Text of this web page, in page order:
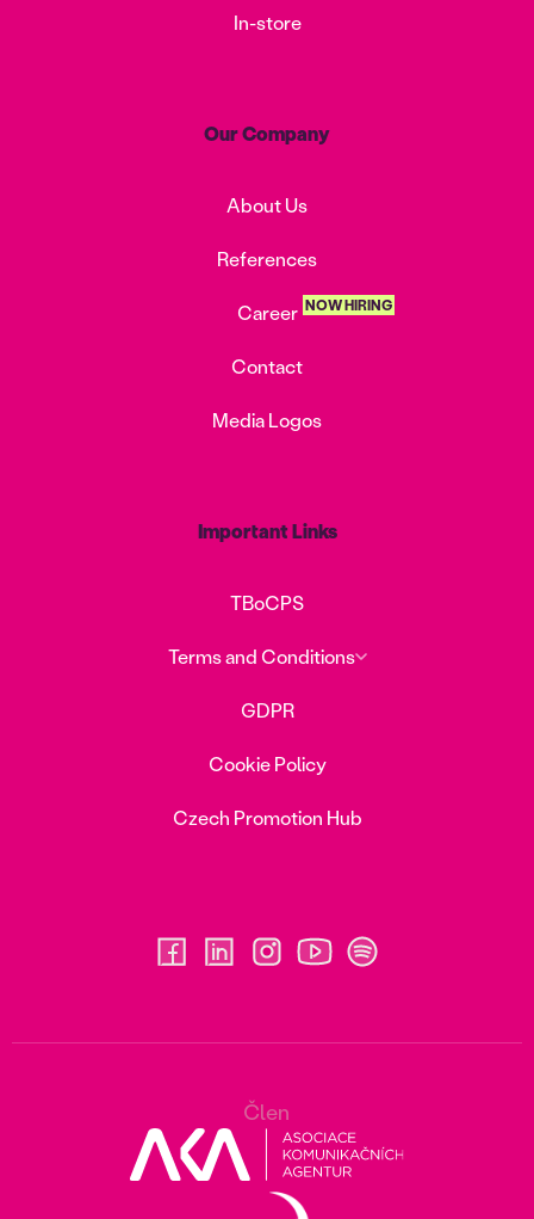
In-store
Our Company
About Us
References
Career NOW HIRING
Contact
Media Logos
Important Links
TBoCPS
Terms and Conditions
GDPR
Cookie Policy
Czech Promotion Hub
Člen